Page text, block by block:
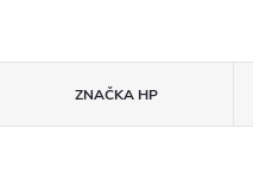
ZNAČKAHP